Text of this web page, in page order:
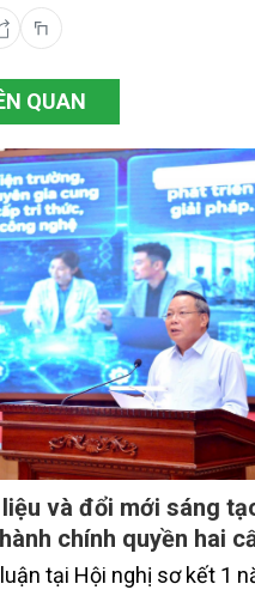
QUAN
và đổi mới sáng
chính quyền hai
tại Hội nghị sơ kết 1